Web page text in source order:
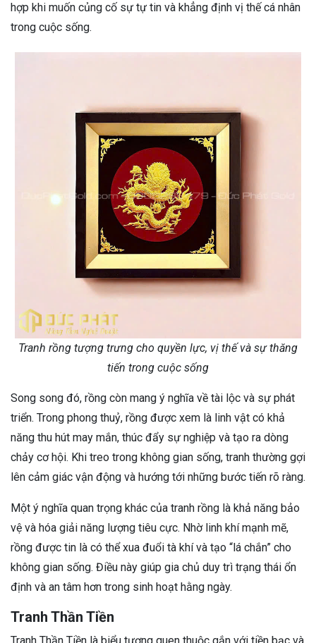
hợp khi muốn củng cố sự tự tin và khẳng định vị thế cá nhân
trong cuộc sống.
Tranh rồng tượng trưng cho quyền lực, vị thế và sự thăng
tiến trong cuộc sống
Song song đó, rồng còn mang ý nghĩa về tài lộc và sự phát
triển. Trong phong thuỷ, rồng được xem là linh vật có khả
năng thu hút may mắn, thúc đẩy sự nghiệp và tạo ra dòng
chảy cơ hội. Khi treo trong không gian sống, tranh thường gợi
lên cảm giác vận động và hướng tới những bước tiến rõ ràng.
Một ý nghĩa quan trọng khác của tranh rồng là khả năng bảo
vệ và hóa giải năng lượng tiêu cực. Nhờ linh khí mạnh mẽ,
rồng được tin là có thể xua đuổi tà khí và tạo “lá chắn” cho
không gian sống. Điều này giúp gia chủ duy trì trạng thái ổn
định và an tâm hơn trong sinh hoạt hằng ngày.
Tranh Thần Tiền